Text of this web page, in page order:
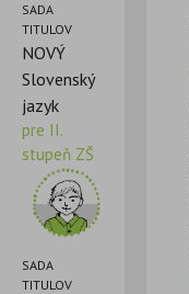
SADA
TITULOV
NOVÝ
Slovenský
jazyk
pre II.
stupeň ZŠ
SADA
TITULOV